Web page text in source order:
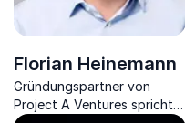
Florian Heinemann
Gründungspartner von
Project A Ventures spricht